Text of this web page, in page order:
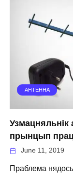
АНТЕННА
Узмацняльнік
прынцып
June 11, 2019
Праблема